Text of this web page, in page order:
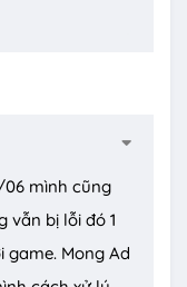
mình cũng
vẫn bị lỗi đó 1
game. Mong Ad